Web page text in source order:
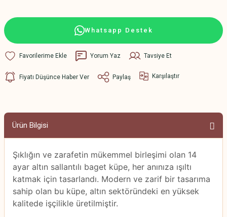
Whatsapp Destek
Yorum Yaz Tavsiye Et
Fiyatı Düşünce Haber Ver Paylaş Karşılaştır
Ürün Bilgisi
Şıklığın ve zarafetin mükemmel birleşimi olan 14
ayar altın sallantılı baget küpe, her anınıza ışıltı
katmak için tasarlandı. Modern ve zarif bir tasarıma
sahip olan bu küpe, altın sektöründeki en yüksek
kalitede işçilikle üretilmiştir.